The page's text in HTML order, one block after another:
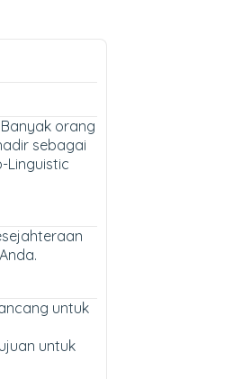
orang
sebagai
Linguistic
untuk
untuk